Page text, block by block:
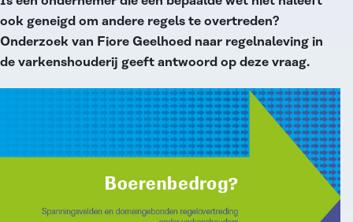
ook geneigd om andere regels te overtreden?
Onderzoek van Fiore Geelhoed naar regelnaleving in
de varkenshouderij geeft antwoord op deze vraag.